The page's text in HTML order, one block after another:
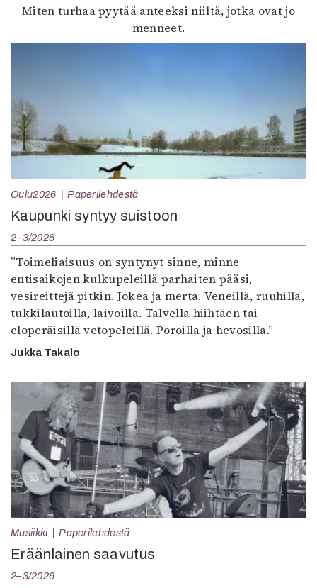
Miten turhaa pyytää anteeksi niiltä, jotka ovat jo
menneet.
Oulu2026 Paperilehdestä
Kaupunki syntyy suistoon
2–3/2026
”Toimeliaisuus on syntynyt sinne, minne
entisaikojen kulkupeleillä parhaiten pääsi,
vesireittejä pitkin. Jokea ja merta. Veneillä, ruuhilla,
tukkilautoilla, laivoilla. Talvella hiihtäen tai
eloperäisillä vetopeleillä. Poroilla ja hevosilla.”
Jukka Takalo
Musiikki Paperilehdestä
Eräänlainen saavutus
2–3/2026